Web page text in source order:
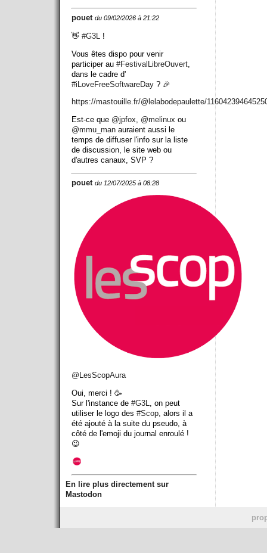
pouet du 09/02/2026 à 21:22
👋 #G3L
!
Vous êtes dispo pour venir
participer au #FestivalLibreOuvert
dans le cadre d'
#iLoveFreeSoftwareDay ? 🎉
https://mastouille.fr/@lelabodepaulette/
Est-ce que @jpfox, @melinux ou
@mmu_man auraient aussi le
temps de diffuser l'info sur la liste
de discussion, le site web ou
d'autres canaux, SVP ?
pouet du 12/07/2025 à 08:28
@ LesScopAura
Oui, merci ! 🥳
Sur l'instance de #G3L, on peut
utiliser le logo des #Scop, alors il a
été ajouté à la suite du pseudo, à
côté de l'emoji du journal enroulé !
😉
En lire plus directement sur
Mastodon